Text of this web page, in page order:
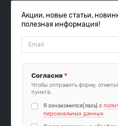
Акции, новые статьи,
полезная информация!
Согласия*
Чтобы отправить форму,
пункта.
Я ознакомился(лась) с
персональных данных